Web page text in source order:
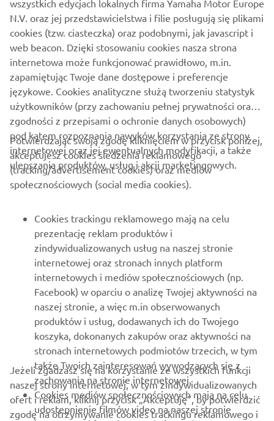
– a w wersji Tech MAX – także na korzystanie z bezpłatnej
nawigacji Garmin. Wygodna, dwuosobowa kanapa
gwarantuje wygodę, a regulowana kierownica i szyba
sprawią, że łatwo dostosujesz skuter do swojego wzrostu.
ZNAJDŹ DEALERA
O FIRMIE
WIĘCEJ YAMAHA
WSPARCIE
NEWSLETTER
Bądź na bieżąco z informacjami o najnowszych ofertach,
wydarzeniach specjalnych, nowościach i nie tylko
wszystkich edycjach lokalnych firma Yamaha Motor Europe
N.V. oraz jej przedstawicielstwa i filie posługują się plikami
cookies (tzw. ciasteczka) oraz podobnymi, jak javascript i
web beacon. Dzięki stosowaniu cookies nasza strona
internetowa może funkcjonować prawidłowo, m.in.
zapamiętując Twoje dane dostępowe i preferencje
językowe. Cookies analityczne służą tworzeniu statystyk
użytkowników (przy zachowaniu pełnej prywatności oraz
zgodności z przepisami o ochronie danych osobowych)
pod kątem rozpoznania nawyków korzystania ze strony
internetowej oraz jej ewentualnych modyfikacji, a także
ulepszania produktów, usług i akcji marketingowych.
Potwierdzając swoją zgodę kliknięciem w przycisk poniżej,
akceptujesz cookies śledzenia reklamowego
(tracking/advertisement cookies) oraz mediów
społecznościowych (social media cookies).
Cookies trackingu reklamowego mają na celu
prezentację reklam produktów i
zindywidualizowanych usług na naszej stronie
internetowej oraz stronach innych platform
internetowych i mediów społecznościowych (np.
Facebook) w oparciu o analizę Twojej aktywności na
naszej stronie, a więc m.in obserwowanych
produktów i usług, dodawanych ich do Twojego
koszyka, dokonanych zakupów oraz aktywności na
stronach internetowych podmiotów trzecich, w tym
także Twoich zainteresowań wywodzących się z
zachowania na stronie internetowej.
Cookies mediów społecznościowych mają na celu
udostepnienie filmów video na naszej stronie
Jeżeli zgadzasz się na korzystanie ze wszystkich funkcji
naszej strony internetowej, w tym zindywidualizowanych
ofert i reklam, kliknij przycisk „Akceptuję”, by potwierdzić
zgodę na otrzymywanie cookies trackingu reklamowego i